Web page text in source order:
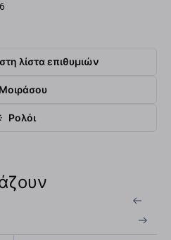
λίστα επιθυμιών
Μοιράσου
Ρολόι